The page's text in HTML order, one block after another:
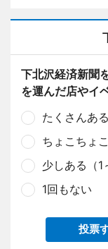
下北沢経済新聞
を運んだ店やイ
たくさんあ
ちょこちょ
少しある（1
1回もない
投票